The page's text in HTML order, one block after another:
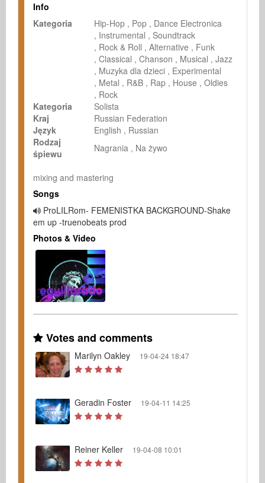
Info
Kategoria
Hip-Hop Pop
Dance Electronica
Instrumental
Soundtrack
Rock & Roll
Alternative
Funk
Classical
Chanson Musical
Jazz
Muzyka dla dzieci
Experimental
Metal
R&B Rap House
Oldies
Rock
Kategoria
Solista
Kraj
Russian Federation
Język
English
Russian
Rodzaj
śpiewu
Nagrania Na żywo
mixing and mastering
Songs
ProLILRom- FEMENISTKA BACKGROUND-Shake
em up -truenobeats prod
Photos & Video
Votes and comments
Marilyn Oakley 19-04-24 18:47
Geradin Foster 19-04-11 14:25
Reiner Keller 19-04-08 10:01